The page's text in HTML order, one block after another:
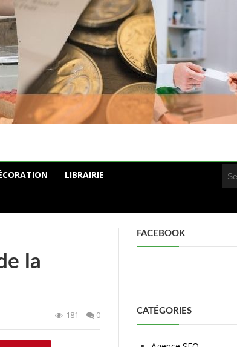
LIBRAIRIE
la
181 0
FACEBOOK
CATÉGORIES